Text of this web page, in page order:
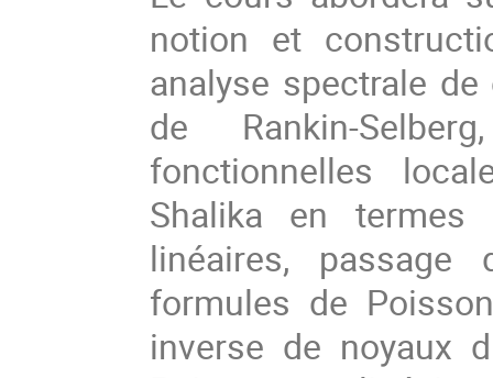
notion et
analyse spectrale
de Rankin-
fonctionnelles
Shalika en termes
linéaires,
formules de
inverse de noyaux